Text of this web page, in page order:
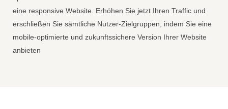
eine responsive Website. Erhöhen Sie jetzt Ihren Traffic und
erschließen Sie sämtliche Nutzer-Zielgruppen, indem Sie eine
mobile-optimierte und zukunftssichere Version Ihrer Website
anbieten